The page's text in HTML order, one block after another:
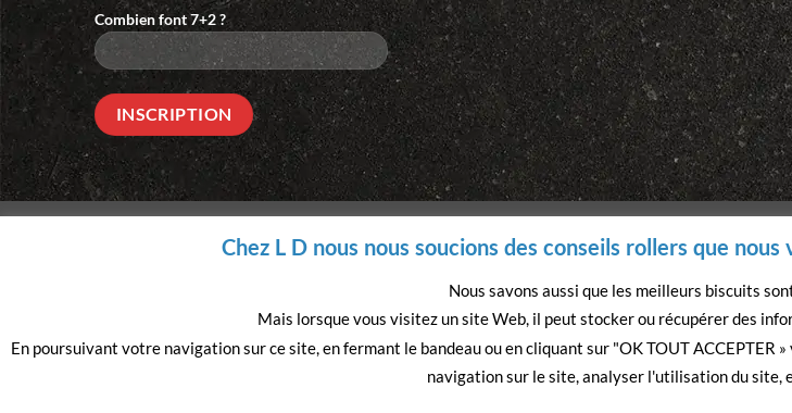
Combien font 7+2 ?
Please
leave
this
field
empty.
LIGNE DROITE
Chez L D nous nous soucions des conseils rollers que
Nous savons aussi que les meilleurs biscuits
Mais lorsque vous visitez un site Web, il peut stocker ou récupérer des
En poursuivant votre navigation sur ce site, en fermant le bandeau ou en cliquant sur "OK TOUT
navigation sur le site, analyser l'utilisation du site,